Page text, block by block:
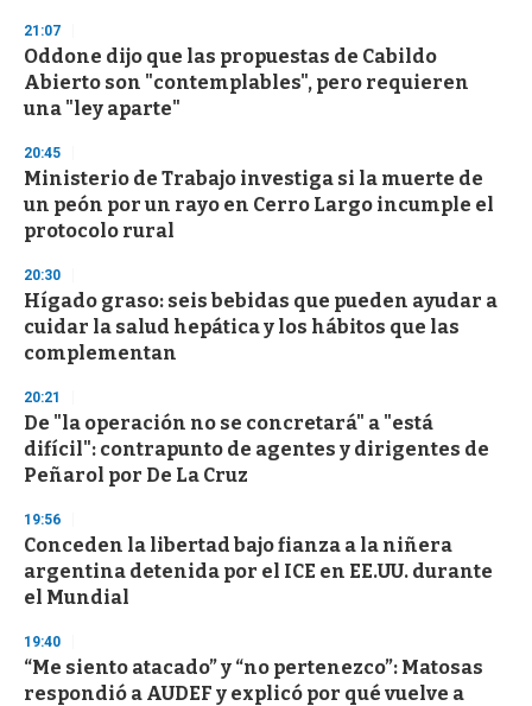
21:07
Oddone dijo que las propuestas de Cabildo
Abierto son "contemplables", pero requieren
una "ley aparte"
20:45
Ministerio de Trabajo investiga si la muerte de
un peón por un rayo en Cerro Largo incumple el
protocolo rural
20:30
Hígado graso: seis bebidas que pueden ayudar a
cuidar la salud hepática y los hábitos que las
complementan
20:21
De "la operación no se concretará" a "está
difícil": contrapunto de agentes y dirigentes de
Peñarol por De La Cruz
19:56
Conceden la libertad bajo fianza a la niñera
argentina detenida por el ICE en EE.UU. durante
el Mundial
19:40
“Me siento atacado” y “no pertenezco”: Matosas
respondió a AUDEF y explicó por qué vuelve a